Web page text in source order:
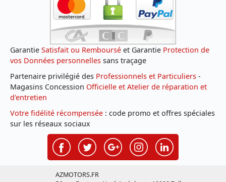
Garantie Satisfait ou Remboursé et Garantie Protection de
vos Données personnelles sans traçage
Partenaire privilégié des Professionnels et Particuliers -
Magasins Concession Officielle et Atelier de réparation et
d'entretien
Votre fidélité récompensée : code promo et offres spéciales
sur les réseaux sociaux
AZMOTORS.FR